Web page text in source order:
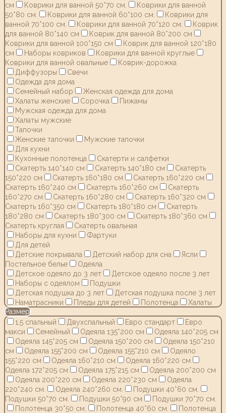
см
Коврики для ванной 50*70 см.
Коврики для ванной
50*80 см.
Коврики для ванной 60*100 см.
Коврики для
ванной 70*100 см.
Коврики для ванной 70*120 см.
Коврик
для ванной 80*140 см
Коврик для ванной 80*200 см
Коврики для ванной 100*150 см
Коврик для ванной 120*180
см
Наборы ковриков
Коврики для ванной круглые
Коврики для ванной овальные
Коврик-дорожка
Диффузоры
Свечи
Одежда для дома
Семейный набор
Женская одежда для дома
Халаты женские
Сорочка
Пижамы
Мужская одежда для дома
Халаты мужские
Тапочки
Женские тапочки
Мужские тапочки
Для кухни
Кухонные полотенца
Скатерти и салфетки
Скатерть 140*140 см
Скатерть 140*180 см
Скатерть
150*220 см
Скатерть 160*180 см
Скатерть 160*220 см
Скатерть 160*240 см
Скатерть 160*260 см
Скатерть
160*270 см
Скатерть 160*280 см
Скатерть 160*320 см
Скатерть 160*350 см
Скатерть 180*180 см
Скатерть
180*280 см
Скатерть 180*300 см
Скатерть 180*360 см
Скатерть круглая
Скатерть овальная
Наборы для кухни
Фартуки
Для детей
Детские покрывала
Детский набор для сна
Ясли
Постельное белье
Одеяла
Детское одеяло до 3 лет
Детское одеяло после 3 лет
Наборы с одеялом
Подушки
Детская подушка до 3 лет
Детская подушка после 3 лет
Наматрасники
Пледы для детей Полотенца
Халаты
Размер
1,5 спальный
Двухспальный Евро стандарт
Евро
макси
Семейный Одеяла 135*200 см
Одеяла 140*205 см
Одеяла 145*205 см
Одеяла 150*200 см
Одеяла 150*210
см
Одеяла 155*200 см Одеяла 155*210 см
Одеяло
155*220 см
Одеяла 160*210 см
Одеяла 160*220 см
Одеяла 172*205 см
Одеяла 175*215 см
Одеяла 200*200 см
Одеяла 200*220 см
Одеяла 220*230 см
Одеяла
220*240 см.
Одеяла 240*260 см.
Подушки 40*60 см.
Подушки 50*70 см.
Подушки 50*90 см
Подушки 70*70 см.
Полотенца 30*50 см.
Полотенца 40*60 см.
Полотенца